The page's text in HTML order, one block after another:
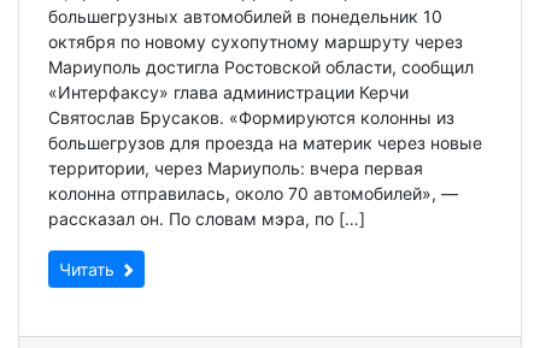
большегрузных автомобилей в понедельник 10
октября по новому сухопутному маршруту через
Мариуполь достигла Ростовской области, сообщил
«Интерфаксу» глава администрации Керчи
Святослав Брусаков. «Формируются колонны из
большегрузов для проезда на материк через новые
территории, через Мариуполь: вчера первая
колонна отправилась, около 70 автомобилей», —
рассказал он. По словам мэра, по […]
Читать